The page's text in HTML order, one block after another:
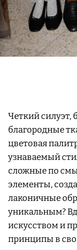
Четкий силуэт,
благородные
цветовая
узнаваемый
сложные по
элементы,
лаконичные
уникальным?
искусством и
принципы в